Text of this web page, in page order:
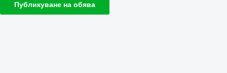
Публикуване на обява